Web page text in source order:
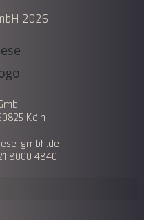
2026
Köln
gmbh.de
8000 4840